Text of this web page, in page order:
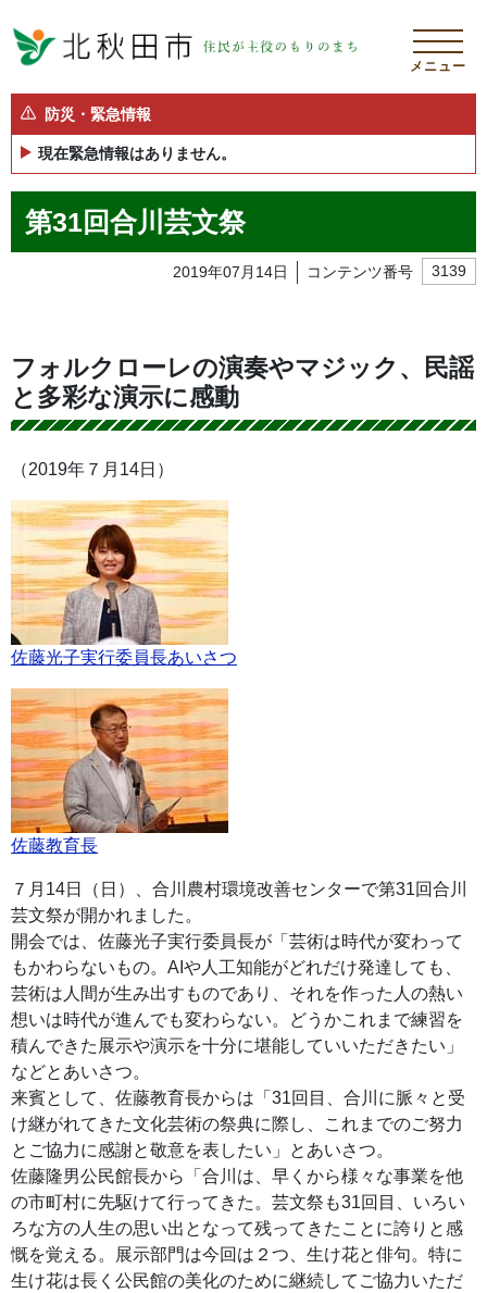
メニュー
防災・緊急情報
現在緊急情報はありません。
第31回合川芸文祭
2019年07月14日 コンテンツ番号 3139
フォルクローレの演奏やマジック、民謡
と多彩な演示に感動
（2019年７月14日）
佐藤光子実行委員長あいさつ
佐藤教育長
７月14日（日）、合川農村環境改善センターで第31回合川
芸文祭が開かれました。
開会では、佐藤光子実行委員長が「芸術は時代が変わって
もかわらないもの。AIや人工知能がどれだけ発達しても、
芸術は人間が生み出すものであり、それを作った人の熱い
想いは時代が進んでも変わらない。どうかこれまで練習を
積んできた展示や演示を十分に堪能していいただきたい」
などとあいさつ。
来賓として、佐藤教育長からは「31回目、合川に脈々と受
け継がれてきた文化芸術の祭典に際し、これまでのご努力
とご協力に感謝と敬意を表したい」とあいさつ。
佐藤隆男公民館長から「合川は、早くから様々な事業を他
の市町村に先駆けて行ってきた。芸文祭も31回目、いろい
ろな方の人生の思い出となって残ってきたことに誇りと感
慨を覚える。展示部門は今回は２つ、生け花と俳句。特に
生け花は長く公民館の美化のために継続してご協力いただ